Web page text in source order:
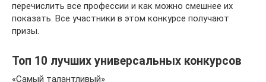
перечислить все профессии и как можно смешнее их
показать. Все участники в этом конкурсе получают
призы.
Топ 10 лучших универсальных конкурсов
«Самый талантливый»